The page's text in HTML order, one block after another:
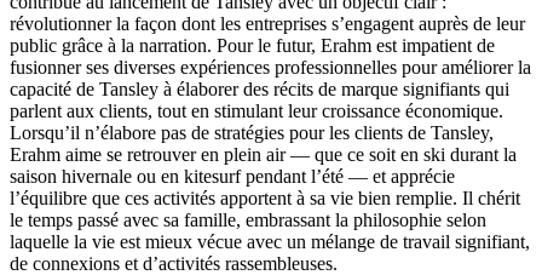
révolutionner la façon dont les entreprises s’engagent auprès de leur
public grâce à la narration. Pour le futur, Erahm est impatient de
fusionner ses diverses expériences professionnelles pour améliorer la
capacité de Tansley à élaborer des récits de marque signifiants qui
parlent aux clients, tout en stimulant leur croissance économique.
Lorsqu’il n’élabore pas de stratégies pour les clients de Tansley,
Erahm aime se retrouver en plein air — que ce soit en ski durant la
saison hivernale ou en kitesurf pendant l’été — et apprécie
l’équilibre que ces activités apportent à sa vie bien remplie. Il chérit
le temps passé avec sa famille, embrassant la philosophie selon
laquelle la vie est mieux vécue avec un mélange de travail signifiant,
de connexions et d’activités rassembleuses.